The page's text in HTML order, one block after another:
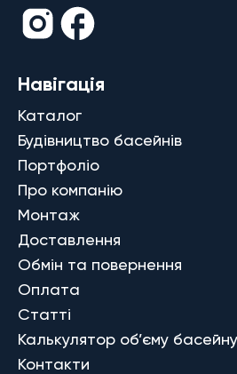
Навігація
Каталог
Будівництво басейнів
Портфоліо
Про компанію
Монтаж
Доставлення
Обмін та повернення
Оплата
Статті
Калькулятор об’єму басейну
Контакти